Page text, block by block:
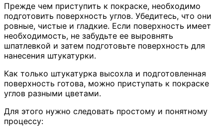
Прежде чем приступить к покраске, необходимо
подготовить поверхность углов. Убедитесь, что они
ровные, чистые и гладкие. Если поверхность имеет
необходимость, не забудьте ее выровнять
шпатлевкой и затем подготовьте поверхность для
нанесения штукатурки.
Как только штукатурка высохла и подготовленная
поверхность готова, можно приступать к покраске
углов разными цветами.
Для этого нужно следовать простому и понятному
процессу: